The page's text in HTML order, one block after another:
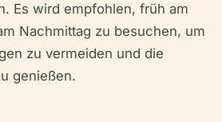
Es wird empfohlen, früh am
Nachmittag zu besuchen, um
zu vermeiden und die
genießen.